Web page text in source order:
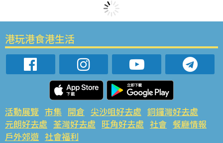
港玩港食港生活
活動展覽 市集 開倉 尖沙咀好去處 銅鑼灣好去處
元朗好去處 荃灣好去處 旺角好去處 社會 餐廳情報
戶外郊遊 社會福利